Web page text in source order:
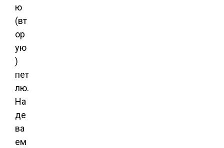
ю
(вт
ор
ую
)
пет
лю.
На
де
ва
ем